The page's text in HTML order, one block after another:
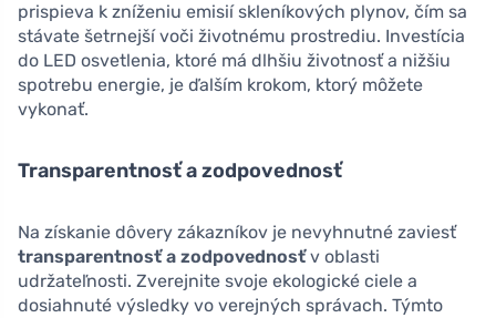
prispieva k zníženiu emisií skleníkových plynov, čím sa
stávate šetrnejší voči životnému prostrediu. Investícia
do LED osvetlenia, ktoré má dlhšiu životnosť a nižšiu
spotrebu energie, je ďalším krokom, ktorý môžete
vykonať.
Transparentnosť a zodpovednosť
Na získanie dôvery zákazníkov je nevyhnutné zaviesť
transparentnosť a zodpovednosťv oblasti
udržateľnosti. Zverejnite svoje ekologické ciele a
dosiahnuté výsledky vo verejných správach. Týmto